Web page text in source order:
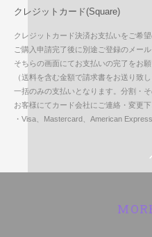
クレジットカード(Square)
クレジットカード決済お支払いをご希
ご購入申請完了後に別途ご登録のメー
そちらの画面にてお支払いの完了をお願
（送料を含む金額で請求書をお送り致し
一括のみの支払いとなります。分割・
お客様にてカード会社にご連絡・変更下
・Visa、Mastercard、American